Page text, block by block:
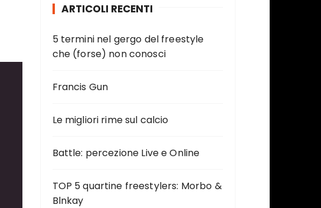
ARTICOLI RECENTI
5 termini nel gergo del freestyle
che (forse) non conosci
Francis Gun
Le migliori rime sul calcio
Battle: percezione Live e Online
TOP 5 quartine freestylers: Morbo &
Blnkay